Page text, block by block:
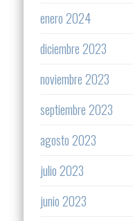
enero 2024
diciembre 2023
noviembre 2023
septiembre 2023
agosto 2023
julio 2023
junio 2023